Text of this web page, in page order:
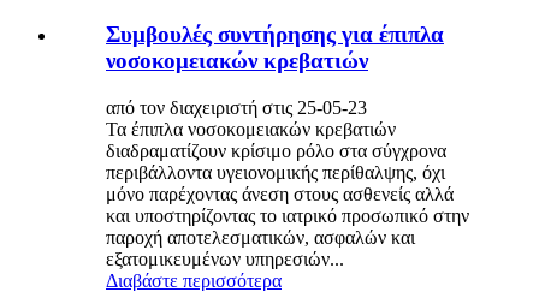
Συμβουλές συντήρησης για έπιπλα
νοσοκομειακών κρεβατιών
από τον διαχειριστή στις 25-05-23
Τα έπιπλα νοσοκομειακών κρεβατιών
διαδραματίζουν κρίσιμο ρόλο στα σύγχρονα
περιβάλλοντα υγειονομικής περίθαλψης, όχι
μόνο παρέχοντας άνεση στους ασθενείς αλλά
και υποστηρίζοντας το ιατρικό προσωπικό στην
παροχή αποτελεσματικών, ασφαλών και
εξατομικευμένων υπηρεσιών...
Διαβάστε περισσότερα